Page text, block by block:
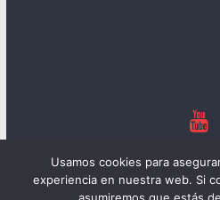
derechos
Tema:ColorMagpor
Usamos cookies para
experiencia en nuestra web. Si